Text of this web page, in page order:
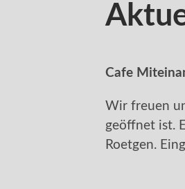
Cafe
Wir freuen
geöffnet ist.
Roetgen.